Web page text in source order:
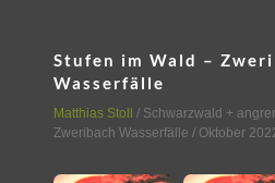
Stufen im Wald –
Wasserfälle
Matthias Stoll / Schwarzwald +
Zweribach Wasserfälle / Oktober